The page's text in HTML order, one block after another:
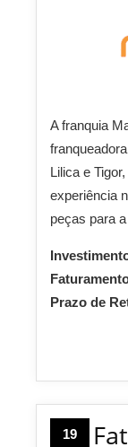
A franquia
Lilica e
experiência
peças para
Prazo de
19